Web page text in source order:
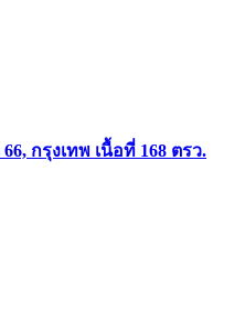
กรุงเทพ เนื้อที่ 168 ตรว.